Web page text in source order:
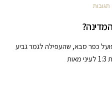
תגובות
כפר סבא, שהעפילה לגמר גביע